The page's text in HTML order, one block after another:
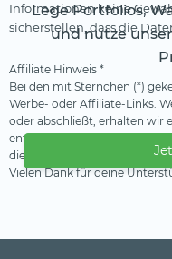
Lege Portfolios,
und nutze
Informationen keine
sicherstellen, dass die
Affiliate Hinweis *
Bei den mit Sternchen (*)
Werbe- oder Affiliate-Links.
oder abschließt, erhalten wir
entstehen dadurch keine
diese Einnahmen, um unser
Vielen Dank für deine